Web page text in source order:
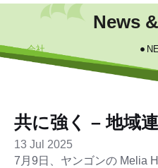
News
会社
共に強く – 地域
13 Jul 2025
7月9日、ヤンゴンの Melia